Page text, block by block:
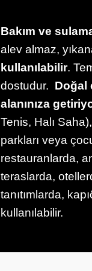
Bakım ve
alev almaz,
kullanılabilir.
dostudur. Doğal
alanınıza
Tenis, Halı
parkları veya
restauranlarda,
teraslarda,
tanıtımlarda,
kullanılabilir.